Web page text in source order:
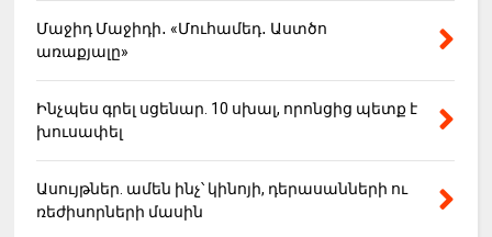
Մաջիդ Մաջիդի․ «Մուհամեդ․ Աստծո
առաքյալը»
Ինչպես գրել սցենար. 10 սխալ, որոնցից պետք է
խուսափել
Ասույթներ. ամեն ինչ՝ կինոյի, դերասանների ու
ռեժիսորների մասին